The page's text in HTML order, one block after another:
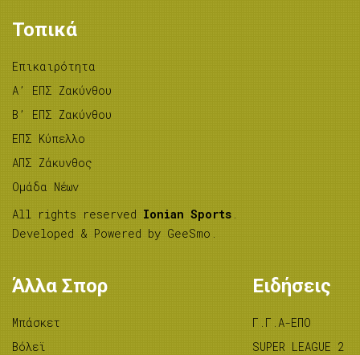
Τοπικά
Επικαιρότητα
A’ ΕΠΣ Ζακύνθου
B’ ΕΠΣ Ζακύνθου
ΕΠΣ Κύπελλο
ΑΠΣ Ζάκυνθος
Ομάδα Νέων
All rights reserved Ionian Sports .
Developed & Powered by GeeSmo .
Άλλα Σπορ
Μπάσκετ
Βόλεϊ
Ειδήσεις
Γ.Γ.Α-ΕΠΟ
SUPER LEAGUE 2